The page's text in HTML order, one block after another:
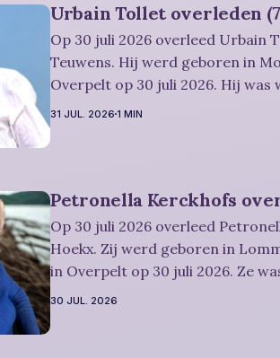
Urbain Tollet overleden
Op 30 juli 2026 overleed Urbain
Teuwens. Hij werd geboren in
Overpelt op 30 juli 2026. Hij
Rouwbericht Severens: De afscheidsviering van Urbain waarop u
31 JUL. 2026 1 MIN
Petronella Kerckhofs
Op 30 juli 2026 overleed
Hoekx. Zij werd geboren in
in Overpelt op 30 juli 2026. Ze
jaar. Rouwbericht Severens: De afscheidsplechtígheid van Irène zal
30 JUL. 2026